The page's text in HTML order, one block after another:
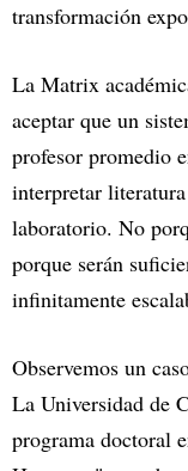
transformación
La Matrix
aceptar que un
profesor promedio
interpretar
laboratorio. No
porque serán
infinitamente
Observemos un
La Universidad de
programa doctoral